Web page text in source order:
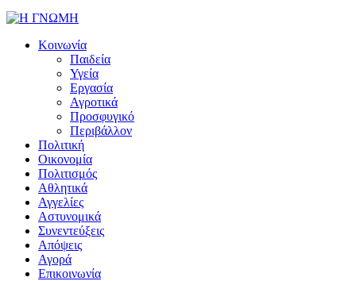
Κοινωνία
Παιδεία
Υγεία
Εργασία
Αγροτικά
Προσφυγικό
Περιβάλλον
Πολιτική
Οικονομία
Πολιτισμός
Αθλητικά
Αγγελίες
Αστυνομικά
Συνεντεύξεις
Απόψεις
Αγορά
Επικοινωνία